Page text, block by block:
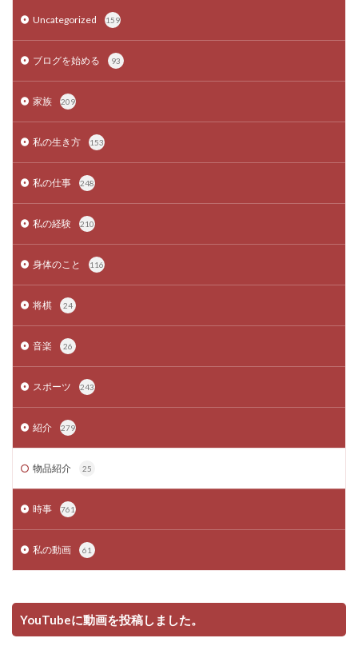
Uncategorized 159
ブログを始める 93
家族 209
私の生き方 153
私の仕事 248
私の経験 210
身体のこと 116
将棋 24
音楽 26
スポーツ 243
紹介 279
物品紹介 25
時事 761
私の動画 61
YouTubeに動画を投稿しました。